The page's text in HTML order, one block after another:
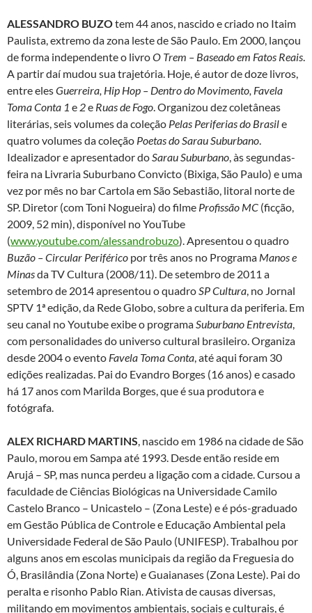
ALESSANDRO BUZOtem 44 anos, nascido e criado no Itaim
Paulista, extremo da zona leste de São Paulo. Em 2000, lançou
de forma independente o livroO Trem – Baseado em Fatos Reais.
A partir daí mudou sua trajetória. Hoje, é autor de doze livros,
entre elesGuerreira, Hip Hop – Dentro do Movimento, Favela
Toma Conta 1 e 2e Ruas de Fogo. Organizou dez coletâneas
literárias, seis volumes da coleção Pelas Periferias do Brasile
quatro volumes da coleção Poetas do Sarau Suburbano.
Idealizador e apresentador doSarau Suburbano, às segundas-
feira na Livraria Suburbano Convicto (Bixiga, São Paulo) e uma
vez por mês no bar Cartola em São Sebastião, litoral norte de
SP. Diretor (com Toni Nogueira) do filme Profissão MC (ficção,
2009, 52 min), disponível no YouTube
(www.youtube.com/alessandrobuzo). Apresentou o quadro
Buzão – Circular Periférico por três anos no Programa Manos e
Minasda TV Cultura (2008/11). De setembro de 2011 a
setembro de 2014 apresentou o quadroSP Cultura, no Jornal
SPTV 1ª edição, da Rede Globo, sobre a cultura da periferia. Em
seu canal no Youtube exibe o programaSuburbano Entrevista,
com personalidades do universo cultural brasileiro. Organiza
desde 2004 o evento Favela Toma Conta, até aqui foram 30
edições realizadas. Pai do Evandro Borges (16 anos) e casado
há 17 anos com Marilda Borges, que é sua produtora e
fotógrafa.
ALEX RICHARD MARTINS, nascido em 1986 na cidade de São
Paulo, morou em Sampa até 1993. Desde então reside em
Arujá – SP, mas nunca perdeu a ligação com a cidade. Cursou a
faculdade de Ciências Biológicas na Universidade Camilo
Castelo Branco – Unicastelo – (Zona Leste) e é pós-graduado
em Gestão Pública de Controle e Educação Ambiental pela
Universidade Federal de São Paulo (UNIFESP). Trabalhou por
alguns anos em escolas municipais da região da Freguesia do
Ó, Brasilândia (Zona Norte) e Guaianases (Zona Leste). Pai do
peralta e risonho Pablo Rian. Ativista de causas diversas,
militando em movimentos ambientais, sociais e culturais, é